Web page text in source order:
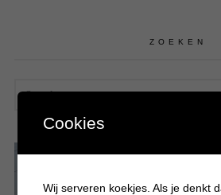
ZOEKEN
Cookies
Wij serveren koekjes. Als je denkt